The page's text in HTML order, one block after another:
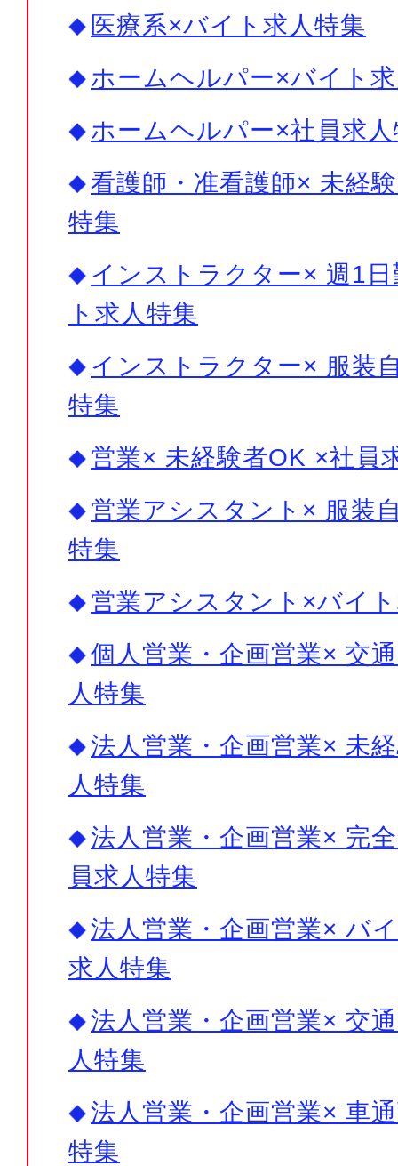
医療系×バイト求人特集
ホームヘルパー×バイト
ホームヘルパー×社員求
看護師・准看護師× 未経
特集
インストラクター× 週1
ト求人特集
インストラクター× 服装
特集
営業× 未経験者OK ×社員
営業アシスタント× 服装
特集
営業アシスタント×バイ
個人営業・企画営業× 交
人特集
法人営業・企画営業× 未
人特集
法人営業・企画営業× 完
員求人特集
法人営業・企画営業× バ
求人特集
法人営業・企画営業× 交
人特集
法人営業・企画営業× 車
特集